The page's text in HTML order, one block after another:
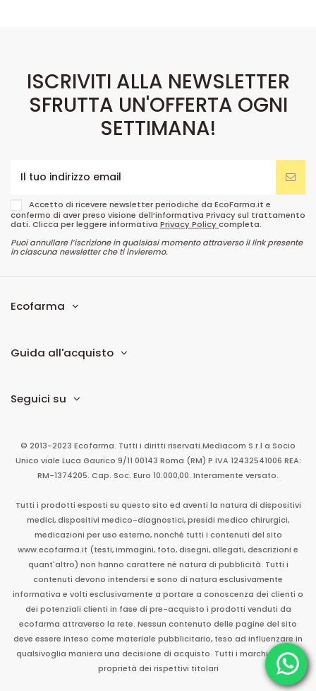
ISCRIVITI ALLA NEWSLETTER
SFRUTTA UN'OFFERTA OGNI
SETTIMANA!
Accetto di ricevere newsletter periodiche da EcoFarma.it e
confermo di aver preso visione dell’informativa Privacy sul trattamento
dati. Clicca per leggere informativa Privacy Policycompleta.
Puoi annullare l’iscrizione in qualsiasi momento attraverso il link presente
in ciascuna newsletter che ti invieremo.
Ecofarma
Guida all'acquisto
Seguici su
© 2013-2023 Ecofarma. Tutti i diritti riservati.Mediacom S.r.l a Socio
Unico viale Luca Gaurico 9/11 00143 Roma (RM) P.IVA 12432541006 REA:
RM-1374205. Cap. Soc. Euro 10.000,00. Interamente versato.
Tutti i prodotti esposti su questo sito ed aventi la natura di dispositivi
medici, dispositivi medico-diagnostici, presidi medico chirurgici,
medicazioni per uso esterno, nonché tutti i contenuti del sito
www.ecofarma.it (testi, immagini, foto, disegni, allegati, descrizioni e
quant'altro) non hanno carattere né natura di pubblicità. Tutti i
contenuti devono intendersi e sono di natura esclusivamente
informativa e volti esclusivamente a portare a conoscenza dei clienti o
dei potenziali clienti in fase di pre-acquisto i prodotti venduti da
ecofarma attraverso la rete. Nessun contenuto delle pagine del sito
deve essere inteso come materiale pubblicitario, teso ad influenzare in
qualsivoglia maniera una decisione di acquisto. Tutti i marchi sono di
proprietà dei rispettivi titolari